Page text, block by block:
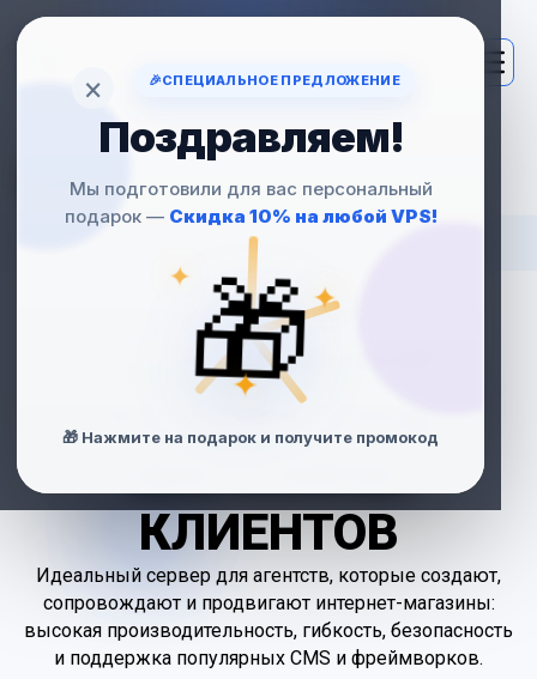
VPS
ДЛЯ ECOMMERCE
АГЕНТСТВ
— НАДЁЖНЫЙ
ХОСТИНГ ПОД
КЛИЕНТОВ
Идеальный сервер для агентств, которые создают,
сопровождают и продвигают интернет-магазины:
высокая производительность, гибкость, безопасность
и поддержка популярных CMS и фреймворков.
× 🎉СПЕЦИАЛЬНОЕ ПРЕДЛОЖЕНИЕ
Поздравляем!
Мы подготовили для вас персональный
подарок — Скидка 10% на любой VPS!
✦
✦
✦
🎁
🎁 Нажмите на подарок и получите промокод